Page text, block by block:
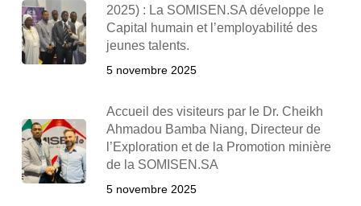
2025) : La SOMISEN.SA développe le
Capital humain et l’employabilité des
jeunes talents.
5 novembre 2025
Accueil des visiteurs par le Dr. Cheikh
Ahmadou Bamba Niang, Directeur de
l’Exploration et de la Promotion minière
de la SOMISEN.SA
5 novembre 2025